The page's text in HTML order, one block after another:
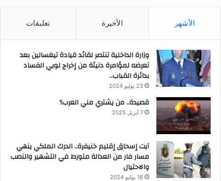
الأشهر الأخيرة تعليقات
وزارة الداخلية تنتصر لقائد قيادة تيغسالين بعد
تعرضه لمؤامرة دنيئة من إخراج لوبي الفساد
بدائرة القباب..
23 يوليو 2024
قصيدة.. من يشتري مني العرب؟
7 أبريل 2025
آيت إسحاق إقليم خنيفرة.. الدرك الملكي ينهي
مسار فار من العدالة متورط في التشهير والنصب
والاحتيال
18 يوليو 2024